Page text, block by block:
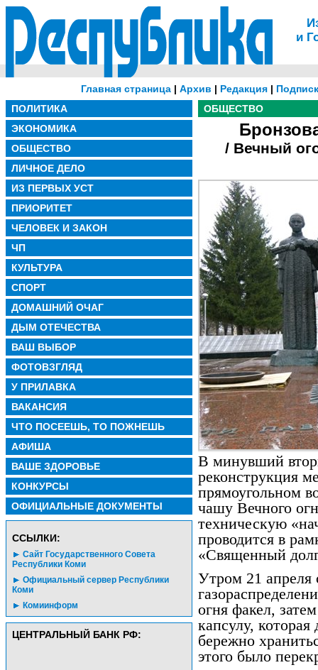
и
Главная страница| Архив | Редакция|
ПОЛИТИКА
ЭКОНОМИКА
ОБЩЕСТВО
ЛИЧНОЕ ДЕЛО
ИЗ ПЕРВЫХ УСТ
ПРИОРИТЕТ
ЧЕЛОВЕК И ЗАКОН
ЧП
КУЛЬТУРА
СПОРТ
ДОМАШНИЙ ОЧАГ
ДЫМ ОТЕЧЕСТВА
ВАШ ВЫБОР
ФОТОВЗГЛЯД
У ПРИЛАВКА
ВАКАНСИЯ
ЧТО ПОСЕЕШЬ, ТО ПОЖНЕШЬ
АФИША
ВАШЕ ЗДОРОВЬЕ
КОНКУРСЫ
ОФИЦИАЛЬНЫЕ ДОКУМЕНТЫ
CСЫЛКИ:
Сайт Государственного Совета
Республики Коми
Официальный сервер Республики
Коми
Комиинформ
ЦЕНТРАЛЬНЫЙ БАНК РФ:
ОБЩЕСТВО
/ Вечный
В минувший
реконструкция
прямоугольном
чашу Вечного
техническую
проводится в
«Священный
Утром 21
огня факел,
капсулу,
бережно
этого было